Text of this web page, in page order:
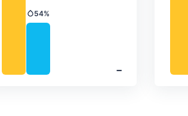
‐
Precipitación
54%